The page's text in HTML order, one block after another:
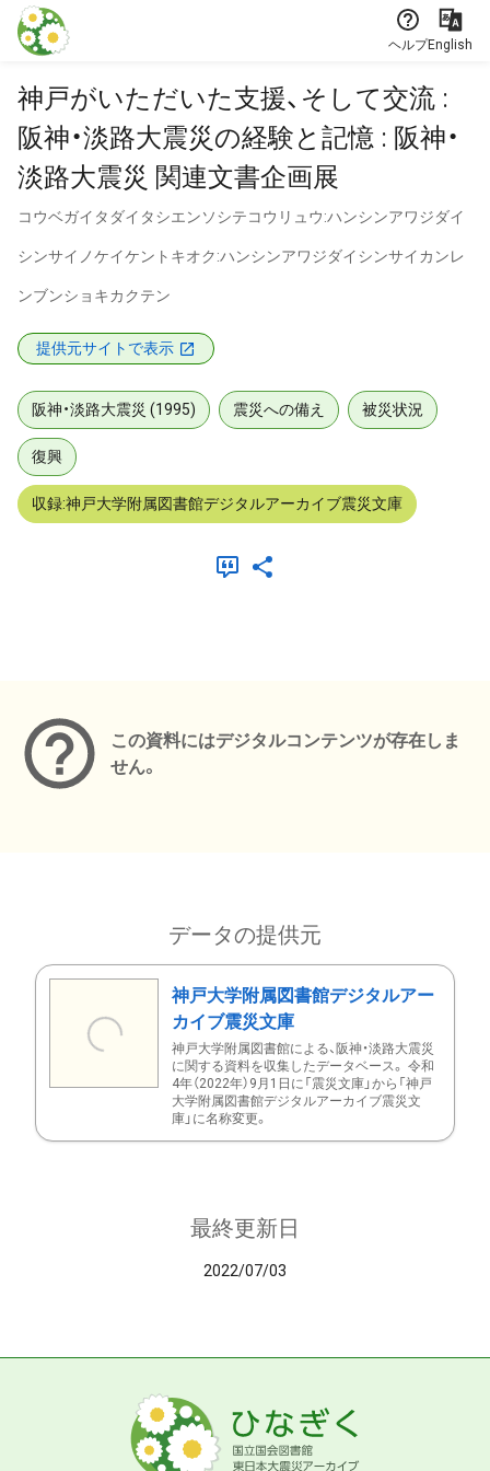
本文に飛ぶ
ヘルプEnglish
神戸がいただいた支援、そして交流 :
阪神・淡路大震災の経験と記憶 : 阪神・
淡路大震災 関連文書企画展
コウベガイタダイタシエンソシテコウリュウ:ハンシンアワジダイ
シンサイノケイケントキオク:ハンシンアワジダイシンサイカンレ
ンブンショキカクテン
提供元サイトで表示
阪神・淡路大震災 (1995) 震災への備え 被災状況
復興
収録:神戸大学附属図書館デジタルアーカイブ震災文庫
この資料にはデジタルコンテンツが存在しま
せん。
データの提供元
神戸大学附属図書館デジタルアー
カイブ震災文庫
神戸大学附属図書館による、阪神・淡路大震災
に関する資料を収集したデータベース。 令和
4年（2022年）9月1日に「震災文庫」から「神戸
大学附属図書館デジタルアーカイブ震災文
庫」に名称変更。
最終更新日
2022/07/03